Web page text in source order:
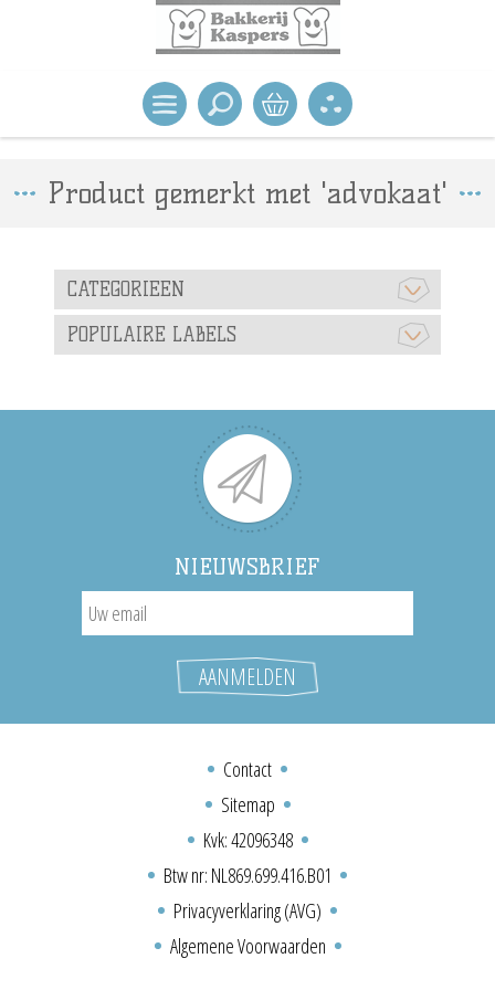
Product gemerkt met 'advokaat'
CATEGORIEEN
POPULAIRE LABELS
NIEUWSBRIEF
Contact
Sitemap
Kvk: 42096348
Btw nr: NL869.699.416.B01
Privacyverklaring (AVG)
Algemene Voorwaarden